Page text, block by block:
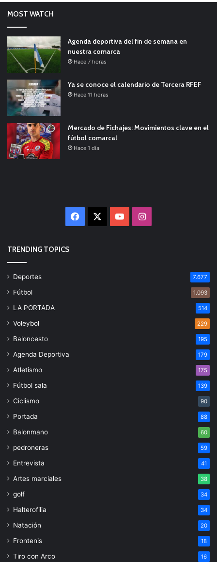
MOST WATCH
Agenda deportiva del fin de semana en
nuestra comarca
Hace 7 horas
Ya se conoce el calendario de Tercera RFEF
Hace 11 horas
Mercado de Fichajes: Movimientos clave en el
fútbol comarcal
Hace 1 día
Facebook YouTubeInstagram
TRENDING TOPICS
Deportes 7.677
Fútbol 1.093
LA PORTADA 514
Voleybol 229
Baloncesto 195
Agenda Deportiva 179
Atletismo 175
Fútbol sala 139
Ciclismo 90
Portada 88
Balonmano 60
pedroneras 59
Entrevista 41
Artes marciales 38
golf 34
Halterofilia 34
Natación 20
Frontenis 18
Tiro con Arco 16